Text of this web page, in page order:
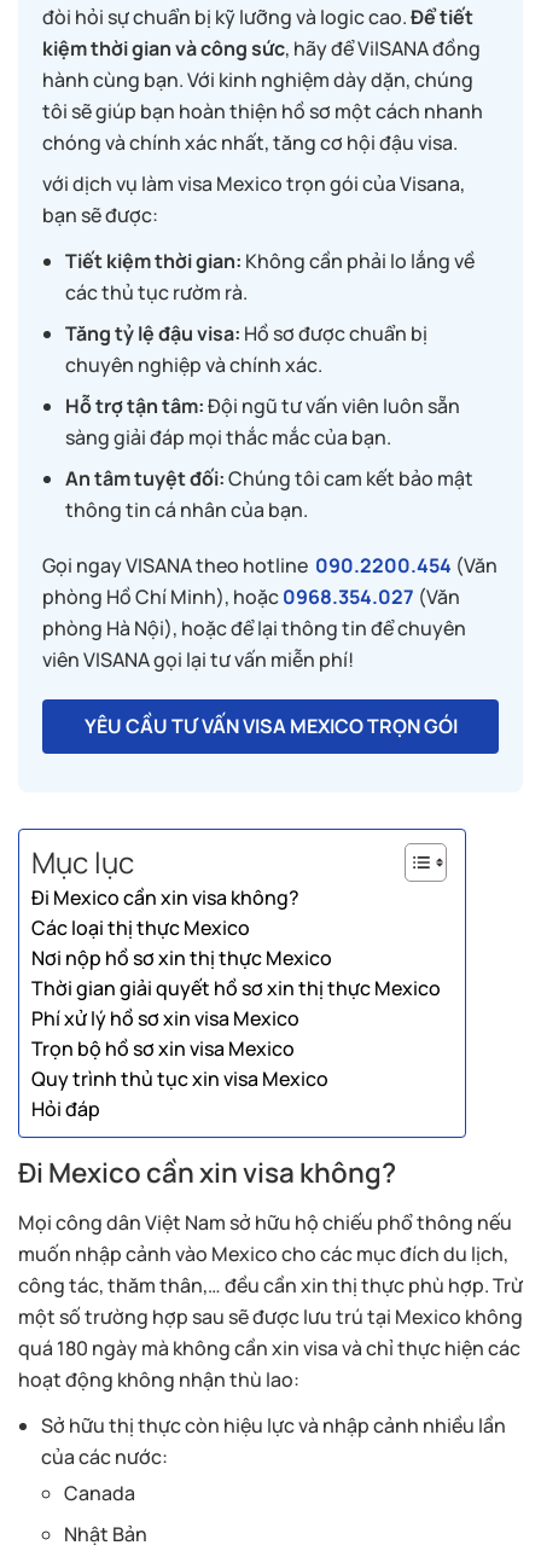
đòi hỏi sự chuẩn bị kỹ lưỡng và logic cao.Để tiết
kiệm thời gian và công sức, hãy để ViISANA đồng
hành cùng bạn. Với kinh nghiệm dày dặn, chúng
tôi sẽ giúp bạn hoàn thiện hồ sơ một cách nhanh
chóng và chính xác nhất, tăng cơ hội đậu visa.
với dịch vụ làm visa Mexico trọn gói của Visana,
bạn sẽ được:
Tiết kiệm thời gian: Không cần phải lo lắng về
các thủ tục rườm rà.
Tăng tỷ lệ đậu visa: Hồ sơ được chuẩn bị
chuyên nghiệp và chính xác.
Hỗ trợ tận tâm:Đội ngũ tư vấn viên luôn sẵn
sàng giải đáp mọi thắc mắc của bạn.
An tâm tuyệt đối:Chúng tôi cam kết bảo mật
thông tin cá nhân của bạn.
Gọi ngay VISANA theo hotline 090.2200.454 (Văn
phòng Hồ Chí Minh), hoặc0968.354.027 (Văn
phòng Hà Nội), hoặc để lại thông tin để chuyên
viên VISANA gọi lại tư vấn miễn phí!
YÊU CẦU TƯ VẤN VISA MEXICO TRỌN GÓI
Mục lục
Đi Mexico cần xin visa không?
Các loại thị thực Mexico
Nơi nộp hồ sơ xin thị thực Mexico
Thời gian giải quyết hồ sơ xin thị thực Mexico
Phí xử lý hồ sơ xin visa Mexico
Trọn bộ hồ sơ xin visa Mexico
Quy trình thủ tục xin visa Mexico
Hỏi đáp
Đi Mexico cần xin visa không?
Mọi công dân Việt Nam sở hữu hộ chiếu phổ thông nếu
muốn nhập cảnh vào Mexico cho các mục đích du lịch,
công tác, thăm thân,… đều cần xin thị thực phù hợp. Trừ
một số trường hợp sau sẽ được lưu trú tại Mexico không
quá 180 ngày mà không cần xin visa và chỉ thực hiện các
hoạt động không nhận thù lao:
Sở hữu thị thực còn hiệu lực và nhập cảnh nhiều lần
của các nước:
Canada
Nhật Bản